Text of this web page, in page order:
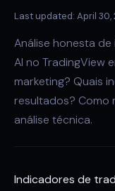
Last updated: April 30,
Análise honesta
AI no TradingView
marketing? Quais
resultados? Como
análise técnica.
Indicadores de